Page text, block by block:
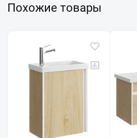
Похожие товары